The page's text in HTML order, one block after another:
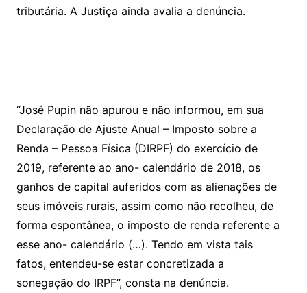
tributária. A Justiça ainda avalia a denúncia.
“José Pupin não apurou e não informou, em sua
Declaração de Ajuste Anual – Imposto sobre a
Renda – Pessoa Física (DIRPF) do exercício de
2019, referente ao ano- calendário de 2018, os
ganhos de capital auferidos com as alienações de
seus imóveis rurais, assim como não recolheu, de
forma espontânea, o imposto de renda referente a
esse ano- calendário (…). Tendo em vista tais
fatos, entendeu-se estar concretizada a
sonegação do IRPF”, consta na denúncia.